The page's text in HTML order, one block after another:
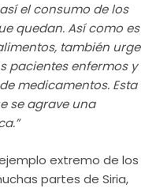
el consumo de los
quedan. Así como es
también urge
pacientes enfermos y
medicamentos. Esta
se agrave una
extremo de los
partes de Siria,